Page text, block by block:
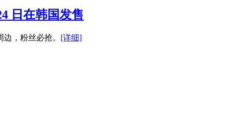
日在韩国发售
，粉丝必抢。 [详细]